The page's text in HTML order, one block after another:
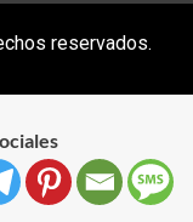
reservados.